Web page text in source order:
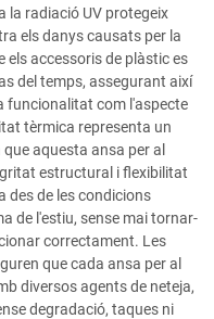
la radiació UV protegeix
els danys causats per la
els accessoris de plàstic es
del temps, assegurant així
funcionalitat com l'aspecte
tèrmica representa un
aquesta ansa per al
estructural i flexibilitat
des de les condicions
de l'estiu, sense mai tornar-
correctament. Les
que cada ansa per al
diversos agents de neteja,
degradació, taques ni